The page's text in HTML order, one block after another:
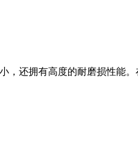
还拥有高度的耐磨损性能